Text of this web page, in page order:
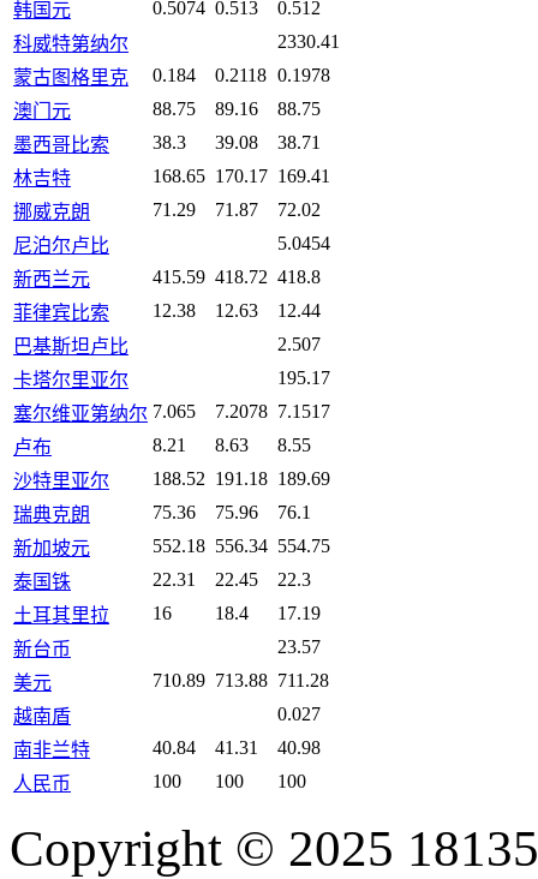
韩国元 0.5074 0.513
0.512
科威特第纳尔
2330.41
蒙古图格里克
0.184 0.2118 0.1978
澳门元
88.75 89.16
88.75
墨西哥比索
38.3 39.08
38.71
林吉特
168.65 170.17 169.41
挪威克朗
71.29 71.87
72.02
尼泊尔卢比
5.0454
新西兰元
415.59 418.72 418.8
菲律宾比索
12.38 12.63
12.44
巴基斯坦卢比
2.507
卡塔尔里亚尔
195.17
塞尔维亚第纳尔 7.065 7.2078 7.1517
卢布
8.21 8.63
8.55
沙特里亚尔
188.52 191.18 189.69
瑞典克朗
75.36 75.96
76.1
新加坡元
552.18 556.34 554.75
泰国铢
22.31 22.45
22.3
土耳其里拉
16 18.4
17.19
新台币
23.57
美元
710.89 713.88 711.28
越南盾
0.027
南非兰特
40.84 41.31
40.98
人民币
100 100 100
Copyright © 2025